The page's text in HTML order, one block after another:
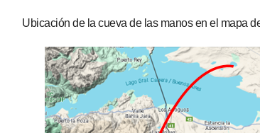
Ubicación de la cueva de las manos en el mapa